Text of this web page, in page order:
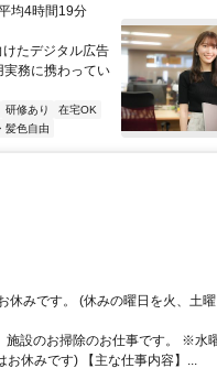
均4時間19分
たデジタル広告
務に携わってい
研修あり
在宅OK
髪色自由
休みです。 (休みの曜日を火、土
施設のお掃除のお仕事です。 ※水
お休みです) 【主な仕事内容】...